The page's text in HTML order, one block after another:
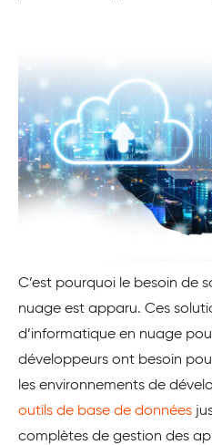
C’est pourquoi le besoin de
nuage est apparu. Ces
d’informatique en nuage
développeurs ont besoin
les environnements de
outils de base de données
complètes de gestion des